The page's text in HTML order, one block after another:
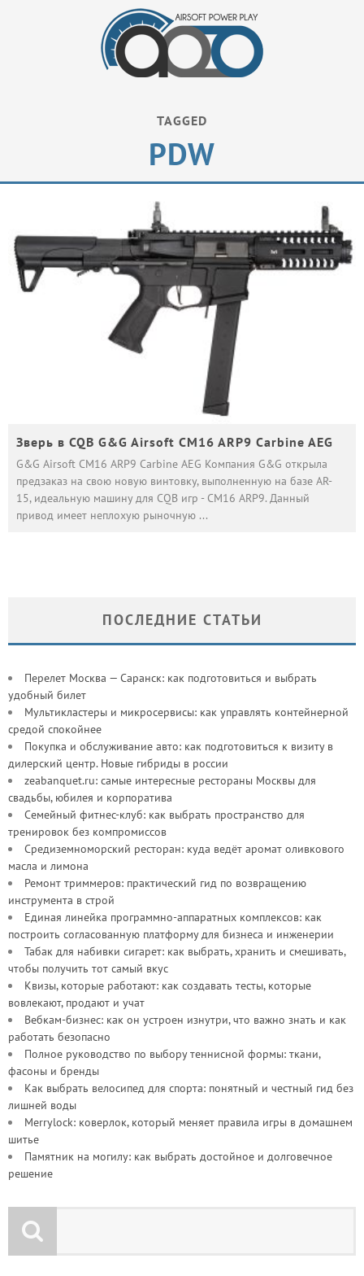
TAGGED
PDW
Зверь в CQB G&G Airsoft CM16 ARP9 Carbine AEG
G&G Airsoft CM16 ARP9 Carbine AEG Компания G&G открыла
предзаказ на свою новую винтовку, выполненную на базе AR-
15, идеальную машину для CQB игр - CM16 ARP9. Данный
привод имеет неплохую рыночную ...
ПОСЛЕДНИЕ СТАТЬИ
Перелет Москва — Саранск: как подготовиться и выбрать
удобный билет
Мультикластеры и микросервисы: как управлять контейнерной
средой спокойнее
Покупка и обслуживание авто: как подготовиться к визиту в
дилерский центр. Новые гибриды в россии
zeabanquet.ru: самые интересные рестораны Москвы для
свадьбы, юбилея и корпоратива
Семейный фитнес-клуб: как выбрать пространство для
тренировок без компромиссов
Средиземноморский ресторан: куда ведёт аромат оливкового
масла и лимона
Ремонт триммеров: практический гид по возвращению
инструмента в строй
Единая линейка программно-аппаратных комплексов: как
построить согласованную платформу для бизнеса и инженерии
Табак для набивки сигарет: как выбрать, хранить и смешивать,
чтобы получить тот самый вкус
Квизы, которые работают: как создавать тесты, которые
вовлекают, продают и учат
Вебкам-бизнес: как он устроен изнутри, что важно знать и как
работать безопасно
Полное руководство по выбору теннисной формы: ткани,
фасоны и бренды
Как выбрать велосипед для спорта: понятный и честный гид без
лишней воды
Merrylock: коверлок, который меняет правила игры в домашнем
шитье
Памятник на могилу: как выбрать достойное и долговечное
решение